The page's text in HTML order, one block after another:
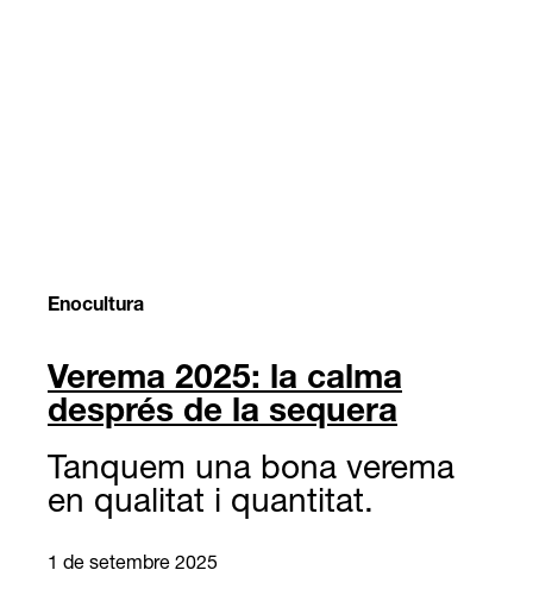
Enocultura
Verema 2025: la calma
després de la sequera
Tanquem una bona verema
en qualitat i quantitat.
1 de setembre 2025